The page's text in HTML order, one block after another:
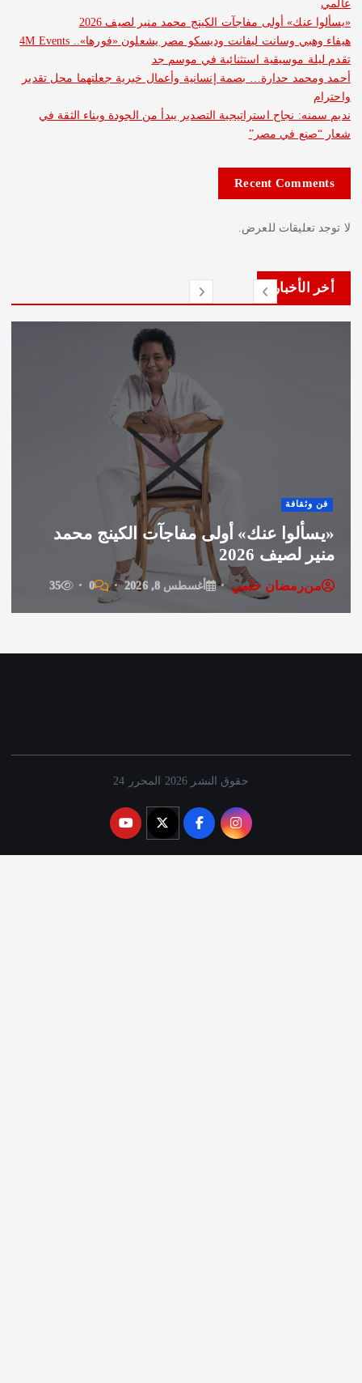
أولى مفاجآت الكينج محمد منير لصيف 2026
هيفاء وهبي وسانت ليفانت وديسكو مصر يشعلون «فورها».. 4M Events
موسيقية استثنائية في موسم جد
حدارة… بصمة إنسانية وأعمال خيرية جعلتهما محل تقدير
نجاح استراتيجية التصدير يبدأ من الجودة وبناء الثقة في
في مصر”
Recent
للعرض.
هيفاء وهبي وسانت ليفانت وديسكو مصر
يشعلون «فورها».. 4M Events تقدم ليلة
موسيقية استثنائية في موسم جد
منرمضان حلمي أغسطس 8, 2026 0
حقوق النشر 2026 المحرر 24